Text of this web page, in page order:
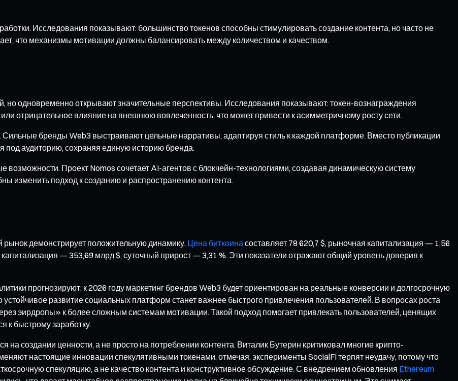
Исследования показывают: большинство токенов способны стимулировать создание контента, но часто не
что механизмы мотивации должны балансировать между количеством и качеством.
но одновременно открывают значительные перспективы. Исследования показывают: токен-вознаграждения
отрицательное влияние на внешнюю вовлеченность, что может привести к асимметричному росту сети.
бренды Web3 выстраивают цельные нарративы, адаптируя стиль к каждой платформе. Вместо публикации
под аудиторию, сохраняя единую историю бренда.
Проект Nomos сочетает AI-агентов с блокчейн-технологиями, создавая динамическую систему
изменить подход к созданию и распространению контента.
демонстрирует положительную динамику. Цена биткоина составляет 78 620,7 $, рыночная капитализация — 1,56
— 353,69 млрд $, суточный прирост — 3,31 %. Эти показатели отражают общий уровень доверия к
прогнозируют: к 2026 году маркетинг брендов Web3 будет ориентирован на реальные конверсии и долгосрочную
устойчивое развитие социальных платформ станет важнее быстрого привлечения пользователей. В вопросах роста
эирдропы» к более сложным системам мотивации. Такой подход помогает привлекать пользователей, ценящих
к быстрому заработку.
создании ценности, а не просто на потреблении контента. Виталик Бутерин критиковал многие крипто-
настоящие инновации спекулятивными токенами, отмечая: эксперименты SocialFi терпят неудачу, потому что
спекуляцию, а не качество контента и конструктивное обсуждение. С внедрением обновления Ethereum